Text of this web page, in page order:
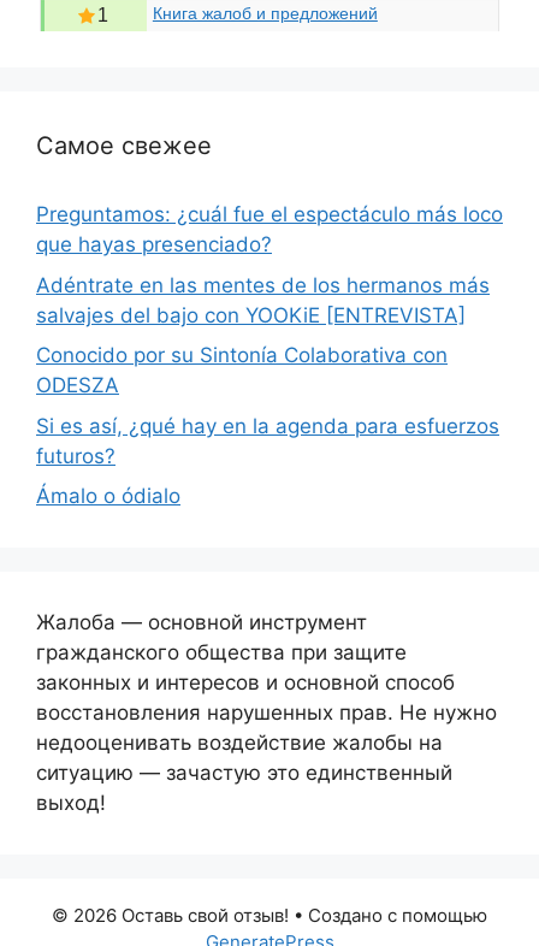
1 Книга жалоб и предложений
Самое свежее
Preguntamos: ¿cuál fue el espectáculo más loco
que hayas presenciado?
Adéntrate en las mentes de los hermanos más
salvajes del bajo con YOOKiE [ENTREVISTA]
Conocido por su Sintonía Colaborativa con
ODESZA
Si es así, ¿qué hay en la agenda para esfuerzos
futuros?
Ámalo o ódialo
Жалоба — основной инструмент
гражданского общества при защите
законных и интересов и основной способ
восстановления нарушенных прав. Не нужно
недооценивать воздействие жалобы на
ситуацию — зачастую это единственный
выход!
© 2026 Оставь свой отзыв! • Создано с помощью